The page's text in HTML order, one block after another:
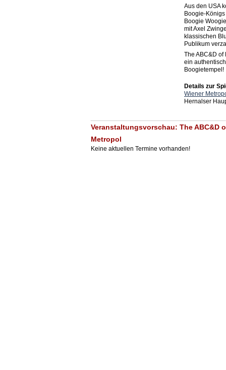
Aus den USA
Boogie-
Boogie
mit Axel
klassischen
Publikum
The ABC&D
ein
Boogietempel!
Details zur
Wiener
Hernalser
Veranstaltungsvorschau: The ABC&D
Metropol
Keine aktuellen Termine vorhanden!